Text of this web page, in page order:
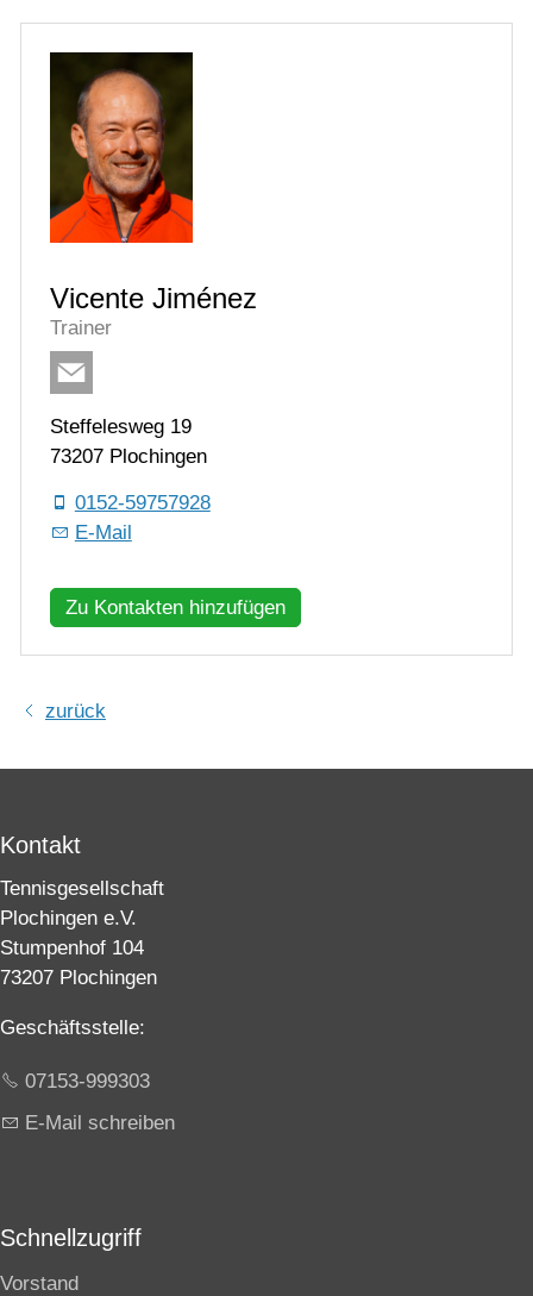
Vicente Jiménez
Trainer
Steffelesweg 19
73207 Plochingen
0152-59757928
E-Mail
Zu Kontakten hinzufügen
zurück
Kontakt
Tennisgesellschaft
Plochingen e.V.
Stumpenhof 104
73207 Plochingen
Geschäftsstelle:
07153-999303
E-Mail schreiben
Schnellzugriff
Vorstand